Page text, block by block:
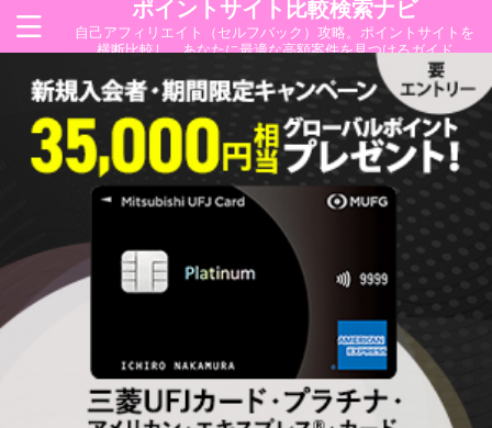
ポイントサイト比較検索ナビ
自己アフィリエイト（セルフバック）攻略。ポイントサイトを
横断比較し、あなたに最適な高額案件を見つけるガイド